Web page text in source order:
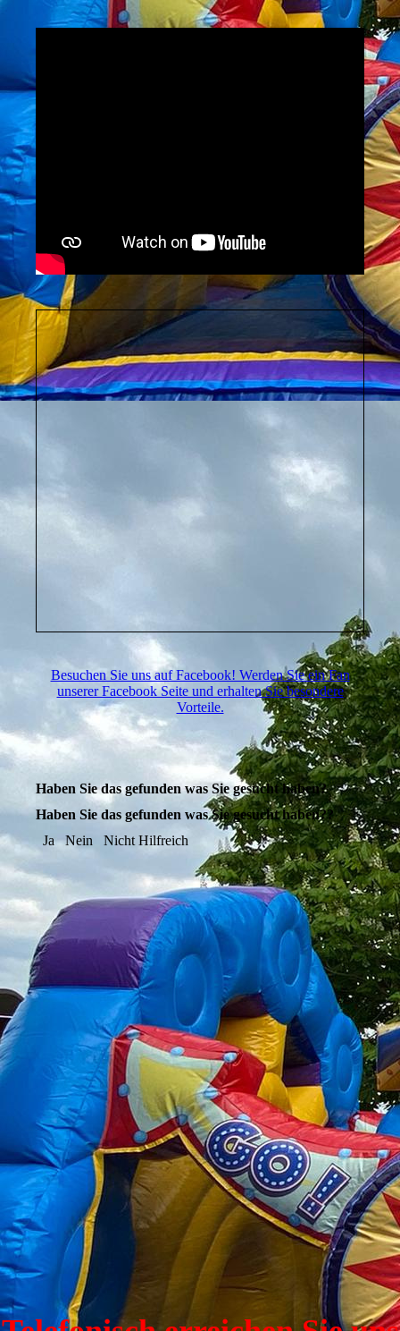
Besuchen Sie uns auf Facebook! Werden Sie ein Fan
unserer Facebook Seite und erhalten Sie besondere
Vorteile.
Haben Sie das gefunden was Sie gesucht haben?
Haben Sie das gefunden was Sie gesucht haben??
Ja
Nein Nicht Hilfreich